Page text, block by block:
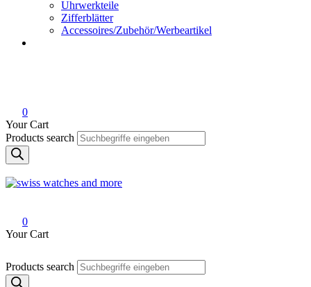
Uhrwerkteile
Zifferblätter
Accessoires/Zubehör/Werbeartikel
0
Your Cart
Products search
0
Your Cart
Products search